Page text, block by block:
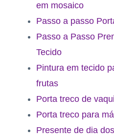
em mosaico
Passo a passo
Passo a Passo
Tecido
Pintura em tecido
frutas
Porta treco de
Porta treco para
Presente de dia